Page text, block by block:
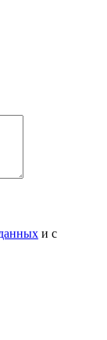
и с